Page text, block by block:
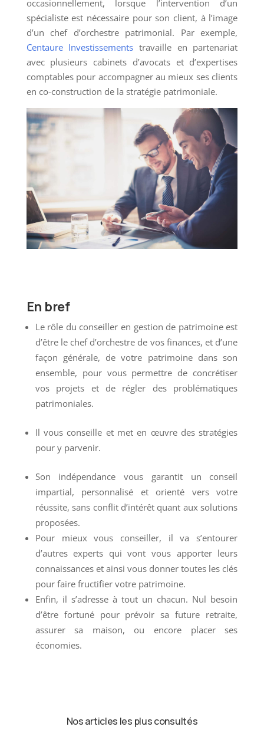
occasionnellement, lorsque l’intervention d’un
spécialiste est nécessaire pour son client, à l’image
d’un chef d’orchestre patrimonial. Par exemple,
Centaure Investissements travaille en partenariat
avec plusieurs cabinets d’avocats et d’expertises
comptables pour accompagner au mieux ses clients
en co-construction de la stratégie patrimoniale.
En bref
Le rôle du conseiller en gestion de patrimoine est
d’être le chef d’orchestre de vos finances, et d’une
façon générale, de votre patrimoine dans son
ensemble, pour vous permettre de concrétiser
vos projets et de régler des problématiques
patrimoniales.
Il vous conseille et met en œuvre des stratégies
pour y parvenir.
Son indépendance vous garantit un conseil
impartial, personnalisé et orienté vers votre
réussite, sans conflit d’intérêt quant aux solutions
proposées.
Pour mieux vous conseiller, il va s’entourer
d’autres experts qui vont vous apporter leurs
connaissances et ainsi vous donner toutes les clés
pour faire fructifier votre patrimoine.
Enfin, il s’adresse à tout un chacun. Nul besoin
d’être fortuné pour prévoir sa future retraite,
assurer sa maison, ou encore placer ses
économies.
Nos articles les plus consultés